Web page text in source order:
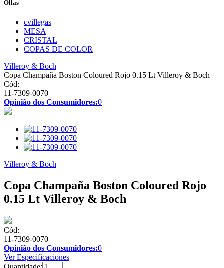
Ollas
cvillegas
MESA
CRISTAL
COPAS DE COLOR
Villeroy & Boch
Copa Champaña Boston Coloured Rojo 0.15 Lt Villeroy & Boch
Cód:
11-7309-0070
Opinião dos Consumidores:0
Villeroy & Boch
Copa Champaña Boston Coloured Rojo
0.15 Lt Villeroy & Boch
Cód:
11-7309-0070
Opinião dos Consumidores:0
Ver Especificaciones